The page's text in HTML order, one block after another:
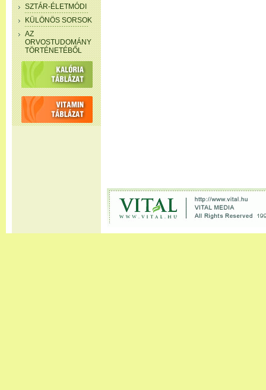
SZTÁR-ÉLETMÓDI
KÜLÖNÖS SORSOK
AZ
ORVOSTUDOMÁNY
TÖRTÉNETÉBŐL